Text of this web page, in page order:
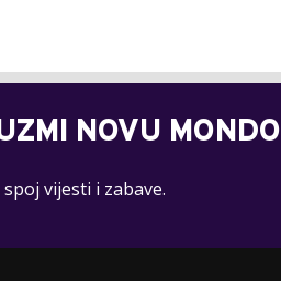
NOVU
vijesti i zabave.